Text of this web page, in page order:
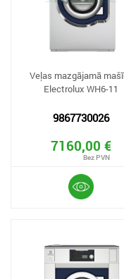
Veļas mazgājamā
Electrolux WH6-11
9867730026
7160,00 €